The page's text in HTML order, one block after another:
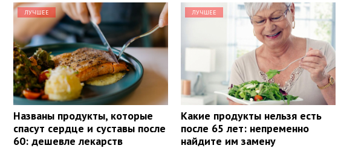
ЛУЧШЕЕ
Названы продукты, которые
спасут сердце и суставы после
60: дешевле лекарств
ЛУЧШЕЕ
Какие продукты нельзя есть
после 65 лет: непременно
найдите им замену